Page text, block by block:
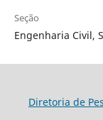
Seção
Engenharia Civil,
Diretoria de